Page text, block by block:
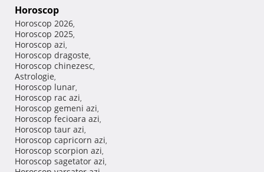
Horoscop
Horoscop 2026,
Horoscop 2025,
Horoscop azi,
Horoscop dragoste,
Horoscop chinezesc,
Astrologie,
Horoscop lunar,
Horoscop rac azi,
Horoscop gemeni azi,
Horoscop fecioara azi,
Horoscop taur azi,
Horoscop capricorn azi,
Horoscop scorpion azi,
Horoscop sagetator azi,